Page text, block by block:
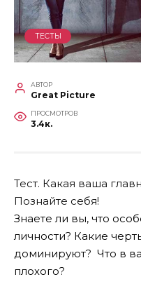
ТЕСТЫ
АВТОР
Great Picture
ПРОСМОТРОВ
3.4к.
Тест. Какая ваша
Познайте себя!
Знаете ли вы, что
личности? Какие
доминируют? Что в
плохого?